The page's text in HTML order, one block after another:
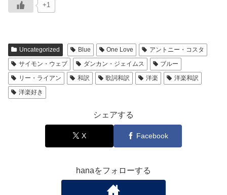
+1
Uncategorized Blue One Love
アントニー・コスタ
サイモン・ウェブ
ダンカン・ジェイムス
ブルー
リー・ライアン
和訳 歌詞和訳 洋楽
洋楽和訳
洋楽好き
シェアする
X Facebook
hanaをフォローする